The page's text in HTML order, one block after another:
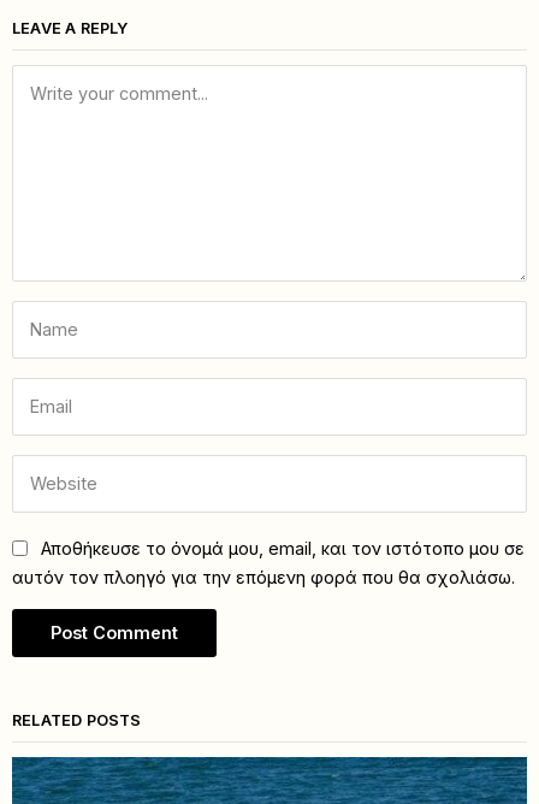
LEAVE A REPLY
Αποθήκευσε το όνομά μου, email, και τον ιστότοπο μου σε
αυτόν τον πλοηγό για την επόμενη φορά που θα σχολιάσω.
RELATED POSTS